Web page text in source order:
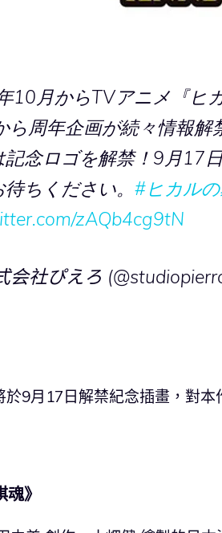
10月からTVアニメ『ヒ
ら周年企画が続々情報解
記念ロゴを解禁！9月17
ちください。 #ヒカル
zAQb4cg9tN
社ぴえろ
於9月17日解禁紀念插畫，對
》